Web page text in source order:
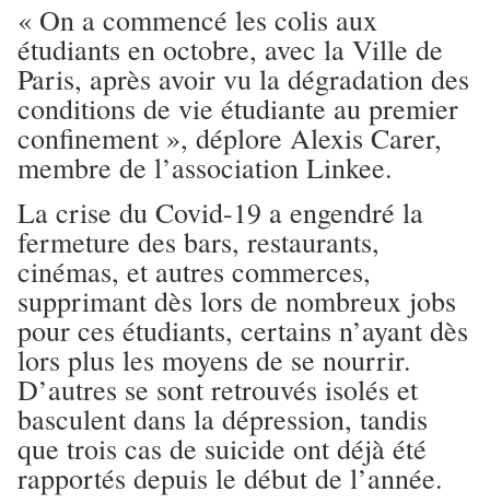
« On a commencé les colis aux
étudiants en octobre, avec la Ville de
Paris, après avoir vu la dégradation des
conditions de vie étudiante au premier
confinement », déplore Alexis Carer,
membre de l’association Linkee.
La crise du Covid-19 a engendré la
fermeture des bars, restaurants,
cinémas, et autres commerces,
supprimant dès lors de nombreux jobs
pour ces étudiants, certains n’ayant dès
lors plus les moyens de se nourrir.
D’autres se sont retrouvés isolés et
basculent dans la dépression, tandis
que trois cas de suicide ont déjà été
rapportés depuis le début de l’année.